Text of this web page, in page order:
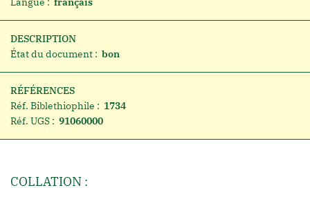
DESCRIPTION
État du document : bon
RÉFÉRENCES
Réf. Biblethiophile : 1734
Réf. UGS : 91060000
COLLATION :